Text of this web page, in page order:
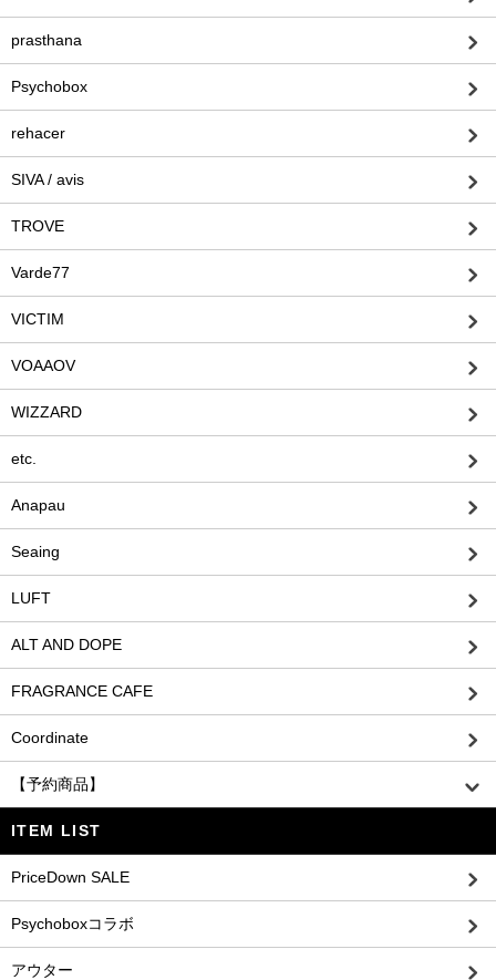
prasthana
Psychobox
rehacer
SIVA / avis
TROVE
Varde77
VICTIM
VOAAOV
WIZZARD
etc.
Anapau
Seaing
LUFT
ALT AND DOPE
FRAGRANCE CAFE
Coordinate
【予約商品】
ITEM LIST
PriceDown SALE
Psychoboxコラボ
アウター